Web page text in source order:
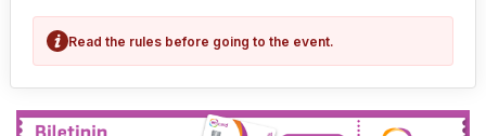
Read the rules before going to the event.